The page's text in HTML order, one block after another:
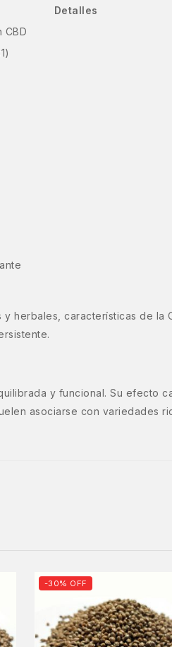
Detalles
CBD
herbales, características de la
y funcional. Su efecto
asociarse con variedades
-30% OFF